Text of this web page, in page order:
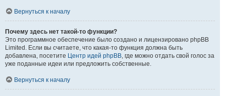
Вернуться к началу
Почему здесь нет такой-то функции?
Это программное обеспечение было создано и лицензировано phpBB
Limited. Если вы считаете, что какая-то функция должна быть
добавлена, посетите Центр идей phpBB, где можно отдать свой голос за
уже поданные идеи или предложить собственные.
Вернуться к началу